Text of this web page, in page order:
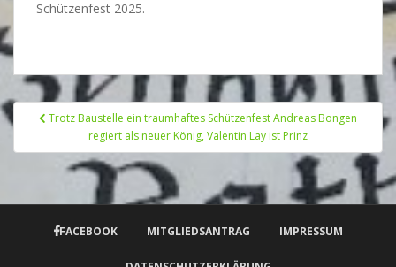
Schützenfest 2025.
Beitrags-
Navigation
Trotz Baustelle ein traumhaftes Schützenfest Andreas Bongen
regiert als neuer König, Valentin Lay ist Prinz
FACEBOOK MITGLIEDSANTRAG IMPRESSUM